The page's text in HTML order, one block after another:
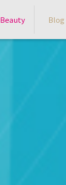
Beauty Blog